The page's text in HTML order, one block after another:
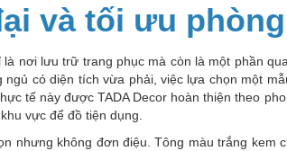
và tối ưu
là nơi lưu trữ trang phục mà còn là một phần
ngủ có diện tích vừa phải, việc lựa chọn một
tế này được TADA Decor hoàn thiện theo
vực để đồ tiện dụng.
nhưng không đơn điệu. Tông màu trắng kem